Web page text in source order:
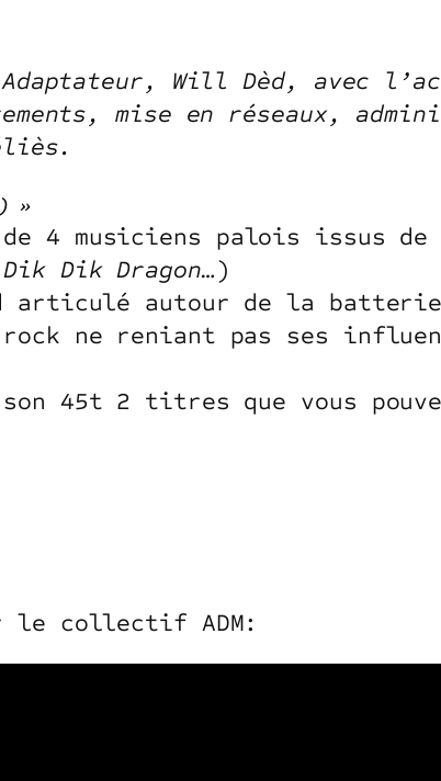
Will Dèd, avec
mise en réseaux,
»
4 musiciens palois issus de
Dik Dragon…)
articulé autour de la
ne reniant pas ses
45t 2 titres que vous
le collectif ADM: